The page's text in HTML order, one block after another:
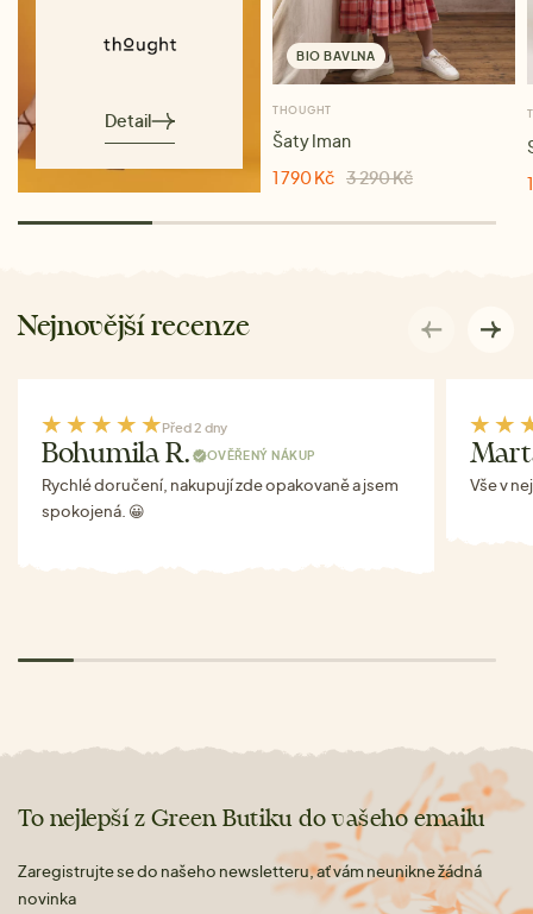
Detail
BIO BAVLNA
THOUGHT
Šaty Iman
1 790 Kč 3 290 Kč
Nejnovější recenze
Před 2 dny
Bohumila R. OVĚŘENÝ NÁKUP
Rychlé doručení, nakupují zde opakovaně a jsem
spokojená. 😀
Vše v
To nejlepší z Green Butiku do vašeho emailu
Zaregistrujte se do našeho newsletteru, ať vám neunikne žádná
novinka